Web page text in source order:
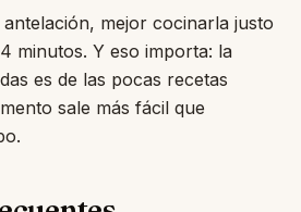
mejor cocinarla justo
minutos. Y eso importa: la
es de las pocas recetas
sale más fácil que